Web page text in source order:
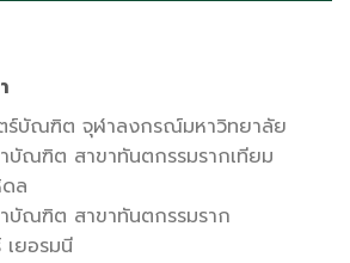
ร์บัณฑิต จุฬาลงกรณ์มหาวิทยาลัย
บัณฑิต สาขาทันตกรรมรากเทียม
ล
บัณฑิต สาขาทันตกรรมราก
เยอรมนี